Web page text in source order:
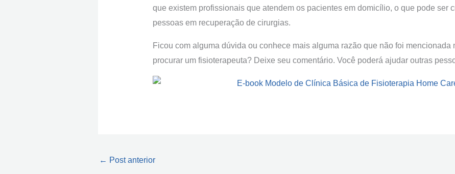
que existem profissionais que atendem os pacientes em domicílio, o que pode ser
pessoas em recuperação de cirurgias.
Ficou com alguma dúvida ou conhece mais alguma razão que não foi mencionada
procurar um fisioterapeuta? Deixe seu comentário. Você poderá ajudar outras
← Post anterior